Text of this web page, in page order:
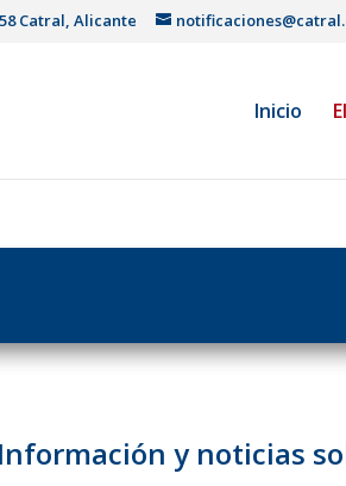
Catral, Alicante
Inicio
Información y noticias